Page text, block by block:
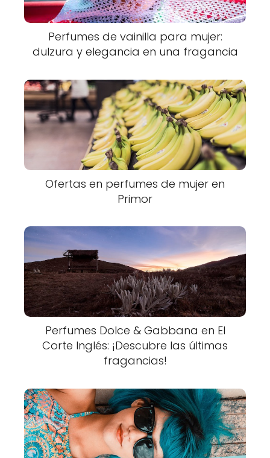
Perfumes de vainilla para mujer:
dulzura y elegancia en una fragancia
Ofertas en perfumes de mujer en
Primor
Perfumes Dolce & Gabbana en El
Corte Inglés: ¡Descubre las últimas
fragancias!